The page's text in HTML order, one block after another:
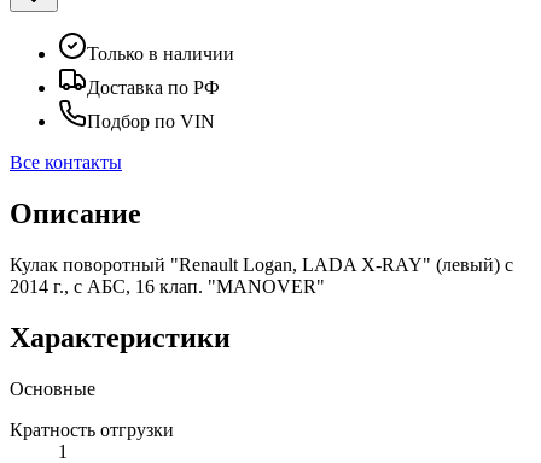
Только в наличии
Доставка по РФ
Подбор по VIN
Все контакты
Описание
Кулак поворотный "Renault Logan, LADA X-RAY" (левый) с
2014 г., с АБС, 16 клап. "MANOVER"
Характеристики
Основные
Кратность отгрузки
1